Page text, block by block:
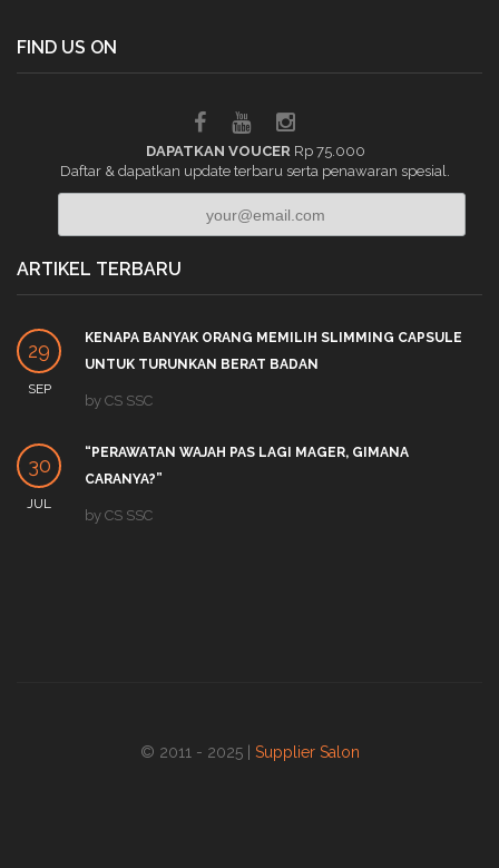
FIND US ON
DAPATKAN VOUCER Rp 75.000
Daftar & dapatkan update terbaru serta penawaran spesial.
ARTIKEL TERBARU
29
SEP
KENAPA BANYAK ORANG MEMILIH SLIMMING CAPSULE
UNTUK TURUNKAN BERAT BADAN
by CS SSC
30
JUL
“PERAWATAN WAJAH PAS LAGI MAGER, GIMANA
CARANYA?”
by CS SSC
© 2011 - 2025 | Supplier Salon